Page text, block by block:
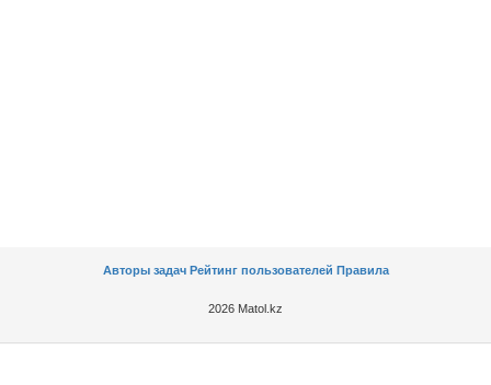
Авторы задач Рейтинг пользователей Правила
2026 Matol.kz